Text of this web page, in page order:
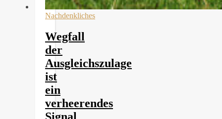
Nachdenkliches
Wegfall
der
Ausgleichszulage
ist
ein
verheerendes